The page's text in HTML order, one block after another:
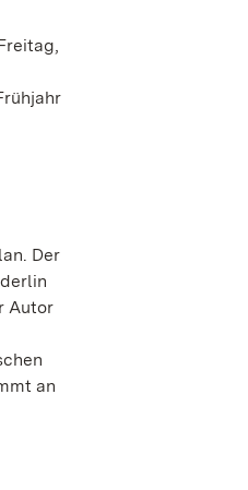
Der
Autor
an